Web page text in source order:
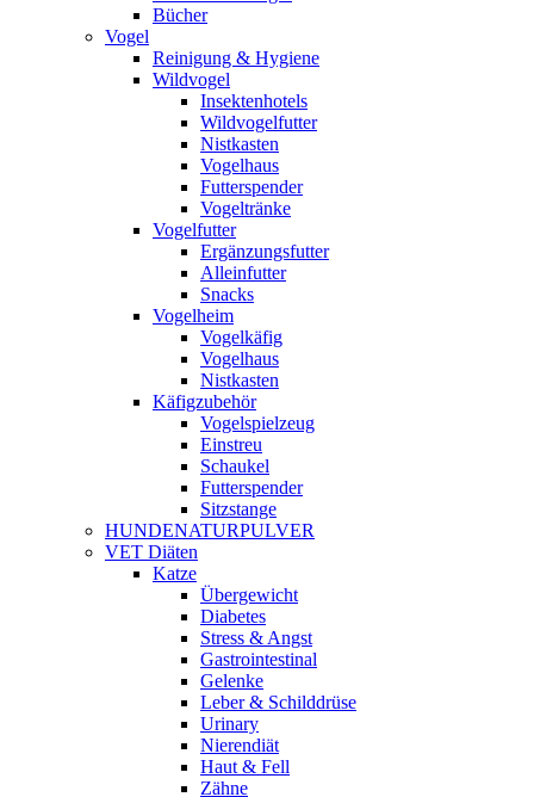
Bücher
Vogel
Reinigung & Hygiene
Wildvogel
Insektenhotels
Wildvogelfutter
Nistkasten
Vogelhaus
Futterspender
Vogeltränke
Vogelfutter
Ergänzungsfutter
Alleinfutter
Snacks
Vogelheim
Vogelkäfig
Vogelhaus
Nistkasten
Käfigzubehör
Vogelspielzeug
Einstreu
Schaukel
Futterspender
Sitzstange
HUNDENATURPULVER
VET Diäten
Katze
Übergewicht
Diabetes
Stress & Angst
Gastrointestinal
Gelenke
Leber & Schilddrüse
Urinary
Nierendiät
Haut & Fell
Zähne